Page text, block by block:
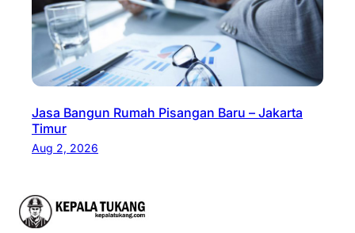
Jasa Bangun Rumah Pisangan Baru – Jakarta
Timur
Aug 2, 2026